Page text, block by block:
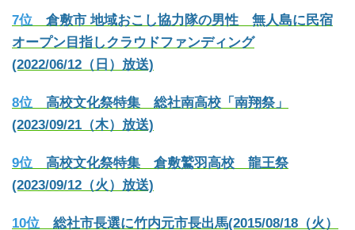
7位 倉敷市 地域おこし協力隊の男性 無人島に民宿
オープン目指しクラウドファンディング
(2022/06/12（日）放送)
8位 高校文化祭特集 総社南高校「南翔祭」
(2023/09/21（木）放送)
9位 高校文化祭特集 倉敷鷲羽高校 龍王祭
(2023/09/12（火）放送)
10位 総社市長選に竹内元市長出馬(2015/08/18（火）